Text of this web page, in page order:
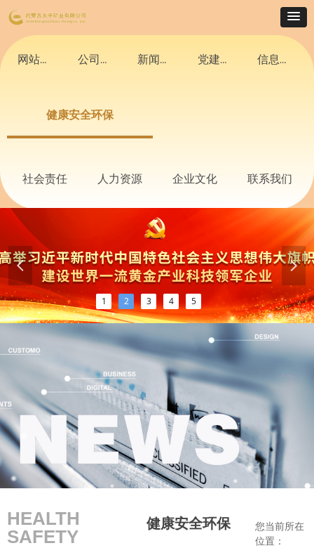
网站首页 公司概况 新闻中心 党建活动 信息公告
健康安全环保
社会责任 人力资源 企业文化 联系我们
1 2 3 4 5
넳 넲
HEALTH
SAFETY
健康安全环保
您当前所在
位置：